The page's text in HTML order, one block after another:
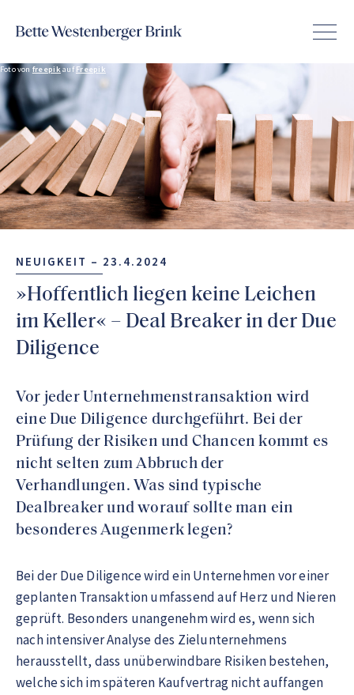
Foto von freepikauf Freepik
NEUIGKEIT – 23.4.2024
»Hoffentlich liegen keine Leichen
im Keller« – Deal Breaker in der Due
Diligence
Vor jeder Unternehmenstransaktion wird
eine Due Diligence durchgeführt. Bei der
Prüfung der Risiken und Chancen kommt es
nicht selten zum Abbruch der
Verhandlungen. Was sind typische
Dealbreaker und worauf sollte man ein
besonderes Augenmerk legen?
Bei der Due Diligence wird ein Unternehmen vor einer
geplanten Transaktion umfassend auf Herz und Nieren
geprüft. Besonders unangenehm wird es, wenn sich
nach intensiver Analyse des Zielunternehmens
herausstellt, dass unüberwindbare Risiken bestehen,
welche sich im späteren Kaufvertrag nicht auffangen